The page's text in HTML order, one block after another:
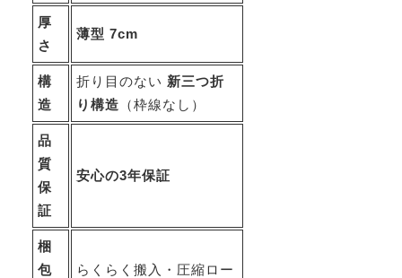
厚
さ
薄型 7cm
構
造
折り目のない 新三つ折
り構造 （枠線なし）
品
質
保
証
安心の3年保証
梱
包
らくらく搬入・圧縮ロー